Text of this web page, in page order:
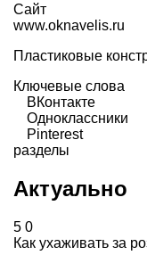
Сайт
www.oknavelis.ru
Пластиковые
Ключевые слова
ВКонтакте
Одноклассники
Pinterest
разделы
Актуально
5 0
Как ухаживать за